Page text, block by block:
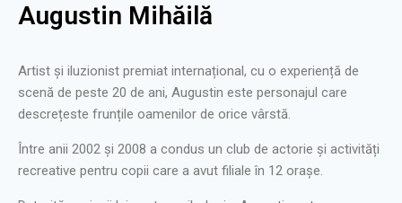
Augustin Mihăilă
Artist și iluzionist premiat internațional, cu o experiență de
scenă de peste 20 de ani, Augustin este personajul care
descrețeste frunțile oamenilor de orice vârstă.
Între anii 2002 și 2008 a condus un club de actorie și activități
recreative pentru copii care a avut filiale în 12 orașe.